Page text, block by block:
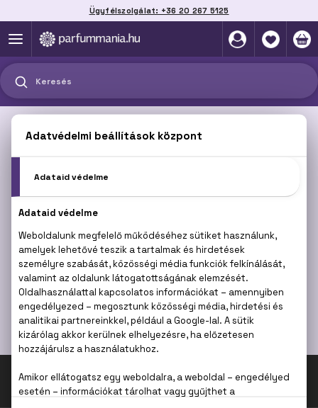
Ügyfélszolgálat: +36 20 267 5125
Keresés
EXCLAMATION
Termékajánlataink megtekintéséhez válasszon az
PARFÜMÖK
KOZMETIKUMOK
SMINK
HAJÁPOLÁS
Fel az oldal tetejére!